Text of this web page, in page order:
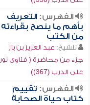
الفهرس:التعريف
بأهم ما ينصح بقراءته
من الكتب
للشيخ: عبد العزيز بن باز
جزء من محاضرة ( فتاوى نور
على الدرب (367))
الفهرس: تقييم
كتاب حياة الصحابة